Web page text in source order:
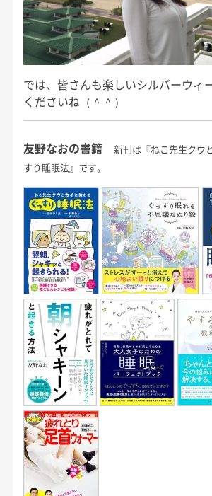
では、皆さんも楽しいシルバーウィ
くださいね（＾＾）
友野なおの書籍
新刊は『ねこ先生クウ
すり睡眠法』です。